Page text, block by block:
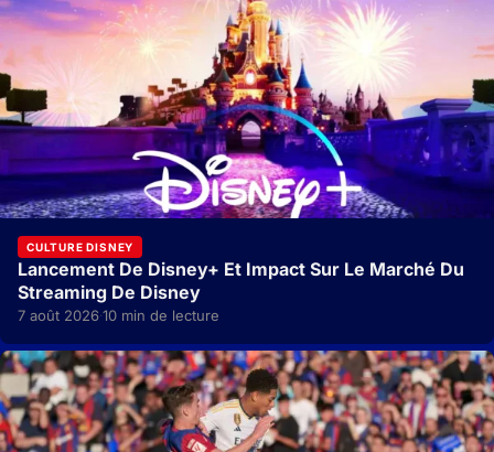
CULTURE DISNEY
Lancement De Disney+ Et Impact Sur Le Marché Du
Streaming De Disney
7 août 2026·10 min de lecture